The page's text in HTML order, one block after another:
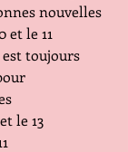
nouvelles
le 11
toujours
le 13